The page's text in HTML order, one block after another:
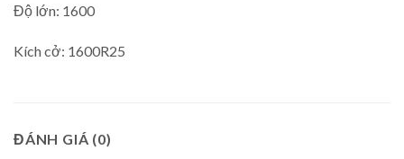
Độ lớn: 1600
Kích cở: 1600R25
ĐÁNH GIÁ (0)